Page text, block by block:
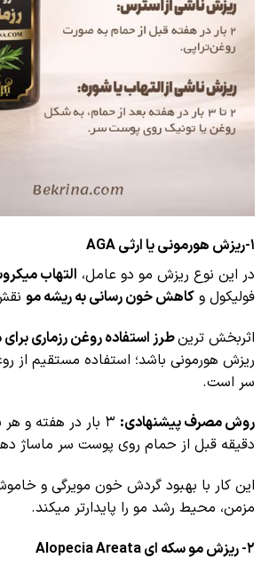
1-ریزش هورمونی یا ارثی AGA
در این نوع ریزش مو دو عامل، التهاب
فولیکول و کاهش خون رسانی به ریشه مو
اثربخش ترینطرز استفاده روغن رزماری برای
ریزش هورمونی باشد؛ استفاده مستقیم از
سر است.
روش مصرف پیشنهادی:
دقیقه قبل از حمام روی پوست سر ماساژ
این کار با بهبود گردش خون مویرگی و
مزمن، محیط رشد مو را پایدارتر میکند.
2- ریزش مو سکه ای Alopecia Areata